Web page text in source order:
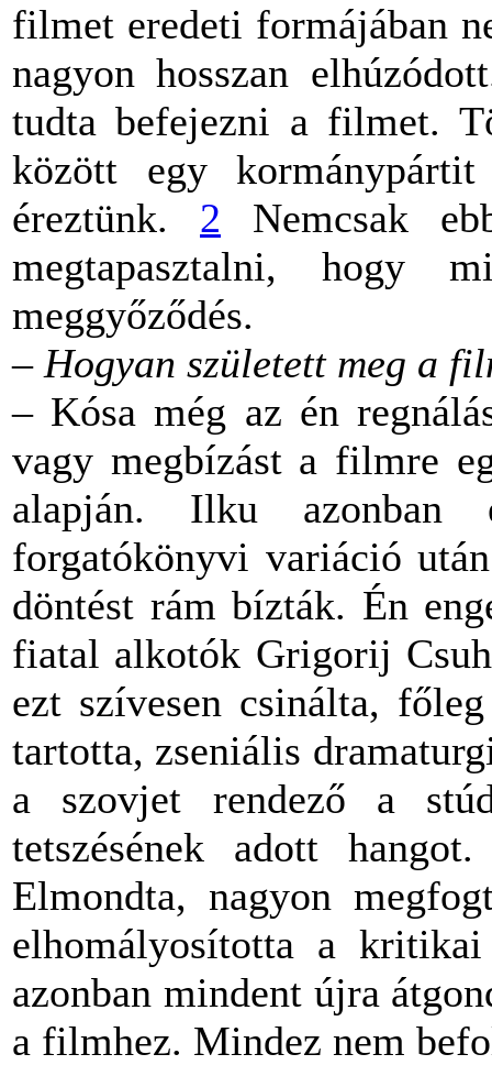
filmet eredeti formájában
nagyon hosszan
tudta befejezni a filmet.
között egy
éreztünk. 2 Nemcsak
megtapasztalni,
meggyőződés.
– Hogyan született meg a
– Kósa még az én
vagy megbízást a filmre
alapján. Ilku
forgatókönyvi variáció
döntést rám bízták. Én
fiatal alkotók Grigorij
ezt szívesen csinálta,
tartotta, zseniális
a szovjet rendező a
tetszésének adott
Elmondta, nagyon
elhomályosította a
azonban mindent újra
a filmhez. Mindez nem